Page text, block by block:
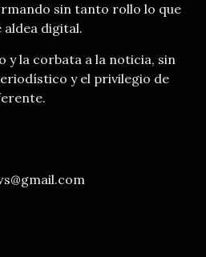
sin tanto rollo lo que
digital.
y la corbata a la noticia, sin
y el privilegio de